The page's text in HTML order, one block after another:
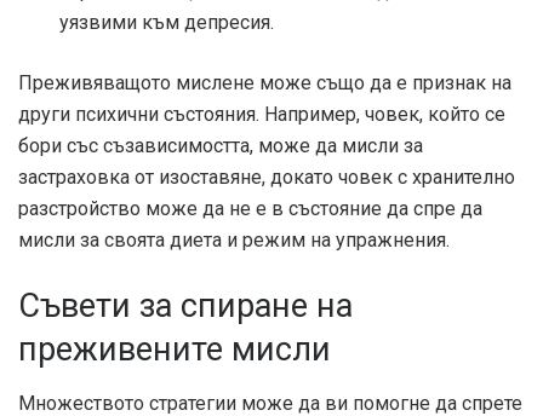
уязвими към депресия.
Преживяващото мислене може също да е признак на
други психични състояния. Например, човек, който се
бори със съзависимостта, може да мисли за
застраховка от изоставяне, докато човек с хранително
разстройство може да не е в състояние да спре да
мисли за своята диета и режим на упражнения.
Съвети за спиране на
преживените мисли
Множеството стратегии може да ви помогне да спрете